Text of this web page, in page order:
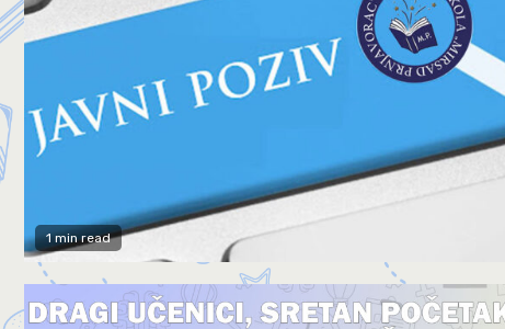
1 min read